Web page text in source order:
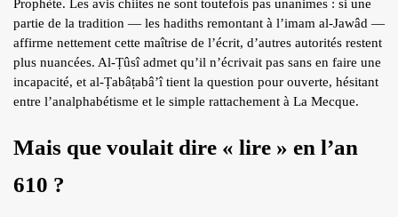
Prophète. Les avis chiites ne sont toutefois pas unanimes : si une
partie de la tradition — les hadiths remontant à l’imam al-Jawâd —
affirme nettement cette maîtrise de l’écrit, d’autres autorités restent
plus nuancées. Al-Ṭûsî admet qu’il n’écrivait pas sans en faire une
incapacité, et al-Ṭabâṭabâʼî tient la question pour ouverte, hésitant
entre l’analphabétisme et le simple rattachement à La Mecque.
Mais que voulait dire « lire » en l’an
610 ?